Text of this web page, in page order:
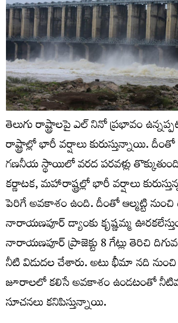
తెలుగు రాష్ట్రాలపై ఎల్ నినో ప్రభావం
రాష్ట్రాల్లో భారీ వర్షాలు కురుస్తున్నాయి.
గణనీయ స్థాయిలో వరద పరవళ్లు
కర్ణాటక, మహారాష్ట్రల్లో భారీ వర్షాలు
పెరిగే అవకాశం ఉంది. దీంతో ఆల్మట్టి నుంచి‌
నారాయణపూర్‌ డ్యాంకు కృష్ణమ్మ
నారాయణపూర్‌ ప్రాజెక్టు 8 గేట్లు తెరిచి
నీటి విడుదల చేశారు. అటు భీమా నది
జూరాలలో కలిసే అవకాశం ఉండటంతో
సూచనలు కనిపిస్తున్నాయి.